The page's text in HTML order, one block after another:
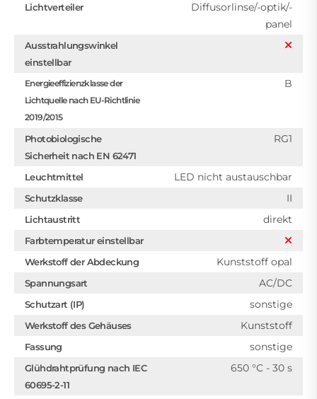
Lichtverteiler
Diffusorlinse/-optik/-
panel
Ausstrahlungswinkel
einstellbar
Energieeffizienzklasse der
Lichtquelle nach EU-Richtlinie
2019/2015
B
Photobiologische
Sicherheit nach EN 62471
RG1
Leuchtmittel LED nicht austauschbar
Schutzklasse II
Lichtaustritt direkt
Farbtemperatur einstellbar
Werkstoff der Abdeckung
Kunststoff opal
Spannungsart AC/DC
Schutzart (IP) sonstige
Werkstoff des Gehäuses Kunststoff
Fassung sonstige
Glühdrahtprüfung nach IEC
60695-2-11
650 °C - 30 s